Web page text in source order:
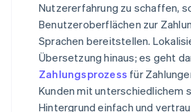
Nutzererfahrung zu schaffen,
Benutzeroberflächen zur
Sprachen bereitstellen.
Übersetzung hinaus; es geht
Zahlungsprozess für
Kunden mit unterschiedlichem
Hintergrund einfach und